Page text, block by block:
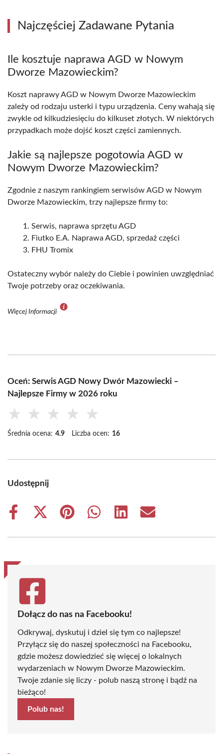
Najczęściej Zadawane Pytania
Ile kosztuje naprawa AGD w Nowym
Dworze Mazowieckim?
Koszt naprawy AGD w Nowym Dworze Mazowieckim
zależy od rodzaju usterki i typu urządzenia. Ceny wahają się
zwykle od kilkudziesięciu do kilkuset złotych. W niektórych
przypadkach może dojść koszt części zamiennych.
Jakie są najlepsze pogotowia AGD w
Nowym Dworze Mazowieckim?
Zgodnie z naszym rankingiem serwisów AGD w Nowym
Dworze Mazowieckim, trzy najlepsze firmy to:
Serwis, naprawa sprzętu AGD
Fiutko E.A. Naprawa AGD, sprzedaż części
FHU Tromix
Ostateczny wybór należy do Ciebie i powinien uwzględniać
Twoje potrzeby oraz oczekiwania.
Więcej Informacji
Oceń: Serwis AGD Nowy Dwór Mazowiecki –
Najlepsze Firmy w 2026 roku
★ ★ ★ ★ ★
Średnia ocena: 4.9 Liczba ocen: 16
Udostępnij
Share
Share
(Twitter)
Share
Share
Share
Share
Dołącz do nas na Facebooku!
Odkrywaj, dyskutuj i dziel się tym co najlepsze!
Przyłącz się do naszej społeczności na Facebooku,
gdzie możesz dowiedzieć się więcej o lokalnych
wydarzeniach w Nowym Dworze Mazowieckim.
Twoje zdanie się liczy - polub naszą stronę i bądź na
bieżąco!
Polub nas!